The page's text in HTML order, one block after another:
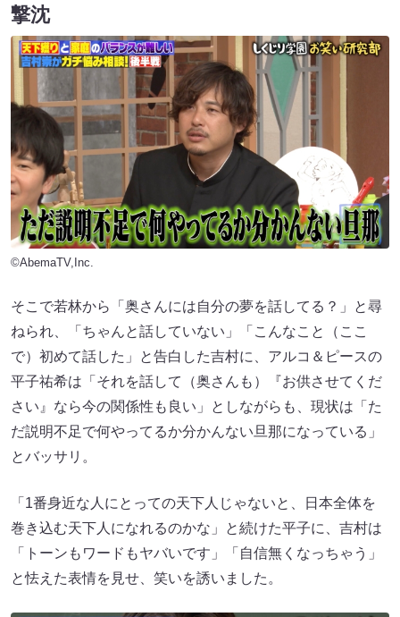
撃沈
©AbemaTV,Inc.
そこで若林から「奥さんには自分の夢を話してる？」と尋
ねられ、「ちゃんと話していない」「こんなこと（ここ
で）初めて話した」と告白した吉村に、アルコ＆ピースの
平子祐希は「それを話して（奥さんも）『お供させてくだ
さい』なら今の関係性も良い」としながらも、現状は「た
だ説明不足で何やってるか分かんない旦那になっている」
とバッサリ。
「1番身近な人にとっての天下人じゃないと、日本全体を
巻き込む天下人になれるのかな」と続けた平子に、吉村は
「トーンもワードもヤバいです」「自信無くなっちゃう」
と怯えた表情を見せ、笑いを誘いました。